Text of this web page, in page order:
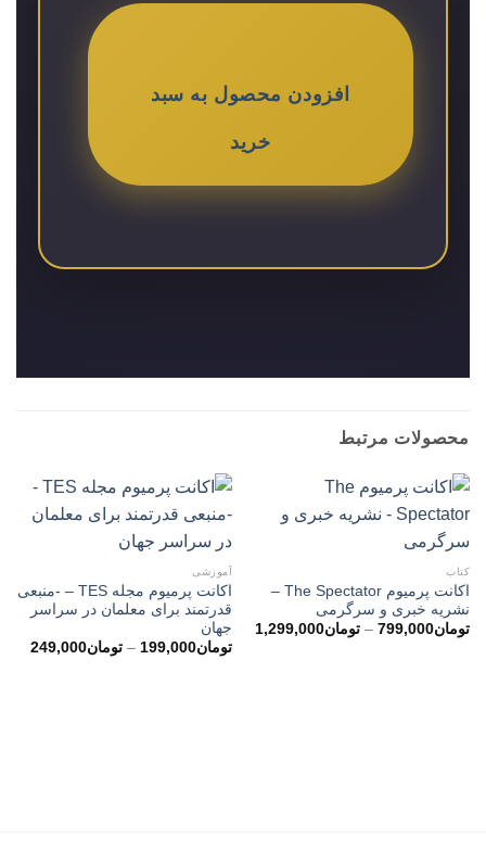
افزودن محصول به سبد
خرید
محصولات مرتبط
کتاب
اکانت پرمیوم The Spectator –
نشریه خبری و سرگرمی
تومان799,000
– تومان1,299,000محدوده
قیمت:
تومان799,000
آموزشی
اکانت پرمیوم مجله TES – -منبعی
قدرتمند برای معلمان در سراسر
جهان
تومان199,000
– تومان249,000